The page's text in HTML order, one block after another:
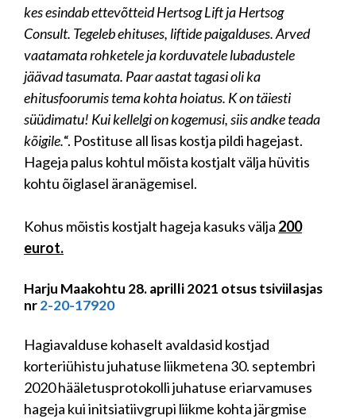
kes esindab ettevõtteid Hertsog Lift ja Hertsog
Consult. Tegeleb ehituses, liftide paigalduses. Arved
vaatamata rohketele ja korduvatele lubadustele
jäävad tasumata. Paar aastat tagasi oli ka
ehitusfoorumis tema kohta hoiatus. K on täiesti
süüdimatu! Kui kellelgi on kogemusi, siis andke teada
kõigile.“. Postituse all lisas kostja pildi hagejast.
Hageja palus kohtul mõista kostjalt välja hüvitis
kohtu õiglasel äranägemisel.
Kohus mõistis kostjalt hageja kasuks välja 200
eurot.
Harju Maakohtu 28. aprilli 2021 otsus tsiviilasjas
nr2-20-17920
Hagiavalduse kohaselt avaldasid kostjad
korteriühistu juhatuse liikmetena 30. septembri
2020 hääletusprotokolli juhatuse eriarvamuses
hageja kui initsiatiivgrupi liikme kohta järgmise